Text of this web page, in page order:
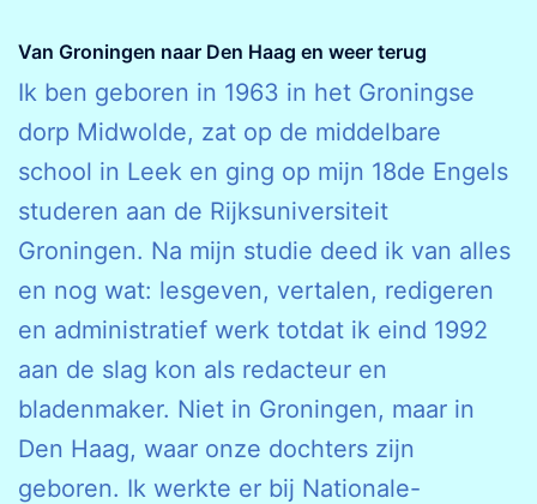
Van Groningen naar Den Haag en weer terug
Ik ben geboren in 1963 in het Groningse
dorp Midwolde, zat op de middelbare
school in Leek en ging op mijn 18de Engels
studeren aan de Rijksuniversiteit
Groningen. Na mijn studie deed ik van alles
en nog wat: lesgeven, vertalen, redigeren
en administratief werk totdat ik eind 1992
aan de slag kon als redacteur en
bladenmaker. Niet in Groningen, maar in
Den Haag, waar onze dochters zijn
geboren. Ik werkte er bij Nationale-